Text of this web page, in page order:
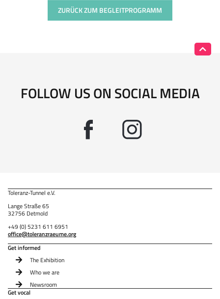
ZURÜCK ZUM BEGLEITPROGRAMM
FOLLOW US ON SOCIAL MEDIA
Toleranz-Tunnel e.V.
Lange Straße 65
32756 Detmold
+49 (0) 5231 611 6951
office@toleranzraeume.org
Get informed
The Exhibition
Who we are
Newsroom
Get vocal